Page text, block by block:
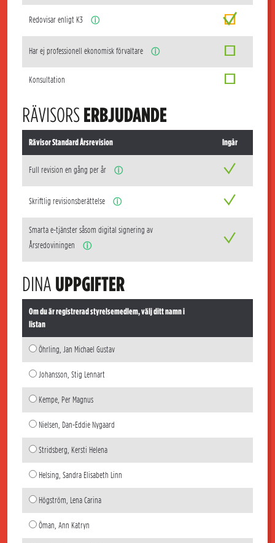
Redovisar enligt K3 ⓘ
Har ej professionell ekonomisk förvaltare ⓘ
Konsultation
RÄVISORSERBJUDANDE
Rävisor Standard Årsrevision Ingår
Full revision en gång per år ⓘ
Skriftlig revisionsberättelse ⓘ
Smarta e-tjänster såsom digital signering av
Årsredoviningen
ⓘ
DINA UPPGIFTER
Om du är registrerad styrelsemedlem, välj ditt namn i
listan
Öhrling, Jan Michael Gustav
Johansson, Stig Lennart
Kempe, Per Magnus
Nielsen, Dan-Eddie Nygaard
Stridsberg, Kersti Helena
Helsing, Sandra Elisabeth Linn
Högström, Lena Carina
Öman, Ann Katryn